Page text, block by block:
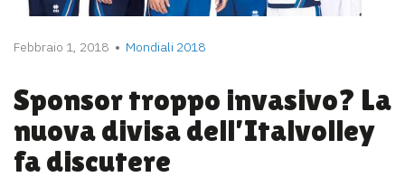
Febbraio 1, 2018 Mondiali 2018
Sponsor troppo invasivo? La
nuova divisa dell’Italvolley
fa discutere